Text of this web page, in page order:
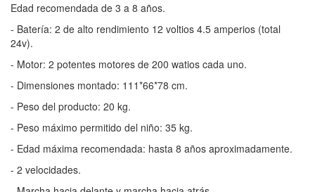
Edad recomendada de 3 a 8 años.
- Batería: 2 de alto rendimiento 12 voltios 4.5 amperios (total
24v).
- Motor: 2 potentes motores de 200 watios cada uno.
- Dimensiones montado: 111*66*78 cm.
- Peso del producto: 20 kg.
- Peso máximo permitido del niño: 35 kg.
- Edad máxima recomendada: hasta 8 años aproximadamente.
- 2 velocidades.